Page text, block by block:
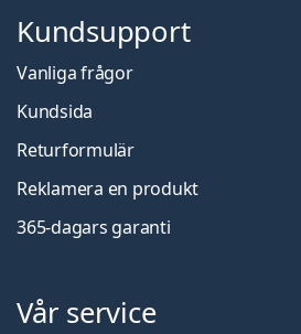
Kundsupport
Vanliga frågor
Kundsida
Returformulär
Reklamera en produkt
365-dagars garanti
Vår service